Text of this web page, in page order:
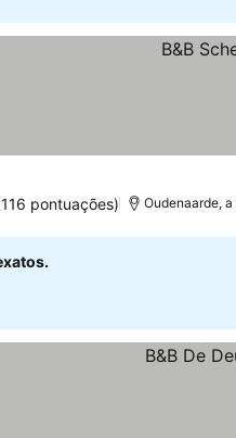
pontuações) Oudenaarde,